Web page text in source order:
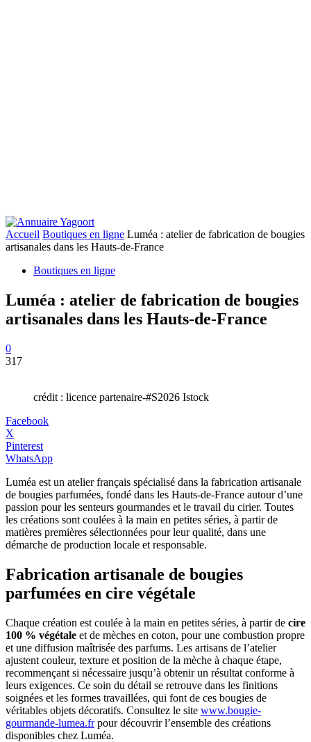
Accueil Boutiques en ligne Luméa : atelier de fabrication de bougies
artisanales dans les Hauts-de-France
Boutiques en ligne
Luméa : atelier de fabrication de bougies
artisanales dans les Hauts-de-France
0
317
crédit : licence partenaire-#S2026 Istock
Facebook
X
Pinterest
WhatsApp
Luméa est un atelier français spécialisé dans la fabrication artisanale
de bougies parfumées, fondé dans les Hauts-de-France autour d’une
passion pour les senteurs gourmandes et le travail du cirier. Toutes
les créations sont coulées à la main en petites séries, à partir de
matières premières sélectionnées pour leur qualité, dans une
démarche de production locale et responsable.
Fabrication artisanale de bougies
parfumées en cire végétale
Chaque création est coulée à la main en petites séries, à partir de cire
100 % végétale et de mèches en coton, pour une combustion propre
et une diffusion maîtrisée des parfums. Les artisans de l’atelier
ajustent couleur, texture et position de la mèche à chaque étape,
recommençant si nécessaire jusqu’à obtenir un résultat conforme à
leurs exigences. Ce soin du détail se retrouve dans les finitions
soignées et les formes travaillées, qui font de ces bougies de
véritables objets décoratifs. Consultez le site www.bougie-
gourmande-lumea.frpour découvrir l’ensemble des créations
disponibles chez Luméa.